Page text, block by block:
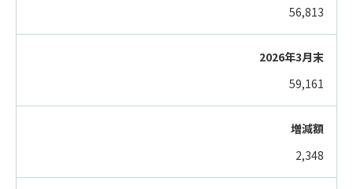
56,813
59,161
2,348